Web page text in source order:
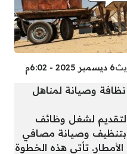
6 ديسمبر 2025 - 6:02م
وصيانة لمناهل
لشغل وظائف
وصيانة مصافي
تأتي هذه الخطوة